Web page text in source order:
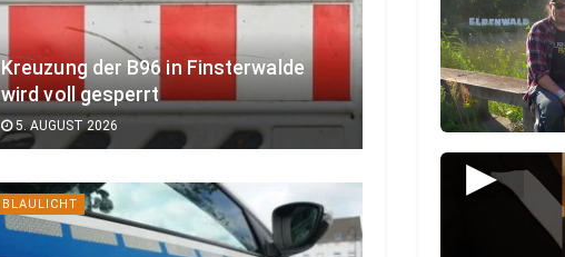
Kreuzung der B96 in Finsterwalde
wird voll gesperrt
5. AUGUST 2026
BLAULICHT ▶